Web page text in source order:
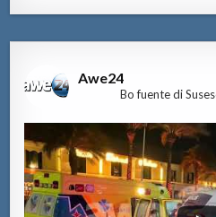
Awe24
Bo fuente di